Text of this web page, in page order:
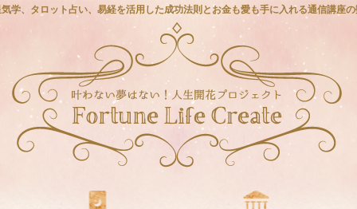
学、タロット占い、易経を活用した成功法則とお金も愛も手に入れる通信講座